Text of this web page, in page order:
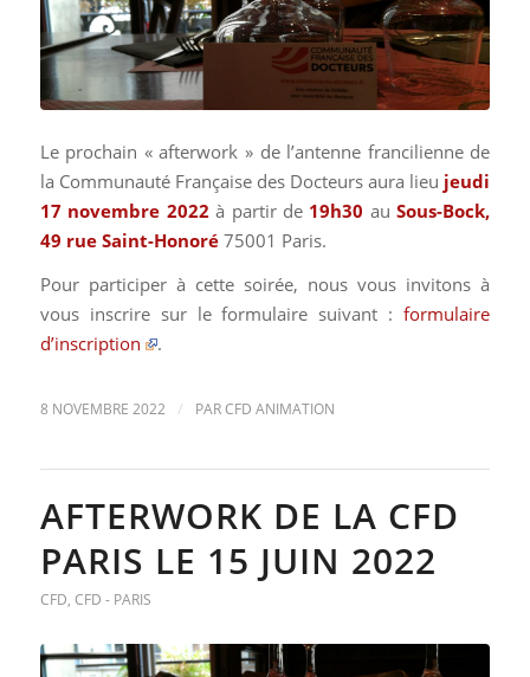
Le prochain « afterwork » de l’antenne francilienne de
la Communauté Française des Docteurs aura lieu jeudi
17 novembre 2022à partir de 19h30 auSous-Bock,
49 rue Saint-Honoré75001 Paris.
Pour participer à cette soirée, nous vous invitons à
vous inscrire sur le formulaire suivant :formulaire
d’inscription
.
8 NOVEMBRE 2022 / PARCFD ANIMATION
AFTERWORK DE LA CFD
PARIS LE 15 JUIN 2022
CFD, CFD - PARIS